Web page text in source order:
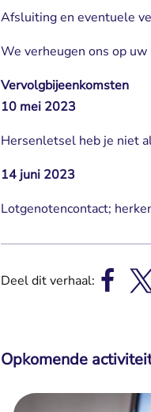
Afsluiting en eventuele
We verheugen ons op
Vervolgbijeenkomsten
10 mei 2023
Hersenletsel heb je niet
14 juni 2023
Lotgenotencontact;
Deel dit verhaal:
Opkomende